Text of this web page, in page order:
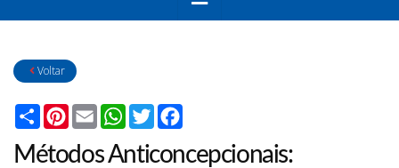
Voltar
Compartilhar
Pinterest
Email WhatsApp
Twitter
Métodos Anticoncepcionais: